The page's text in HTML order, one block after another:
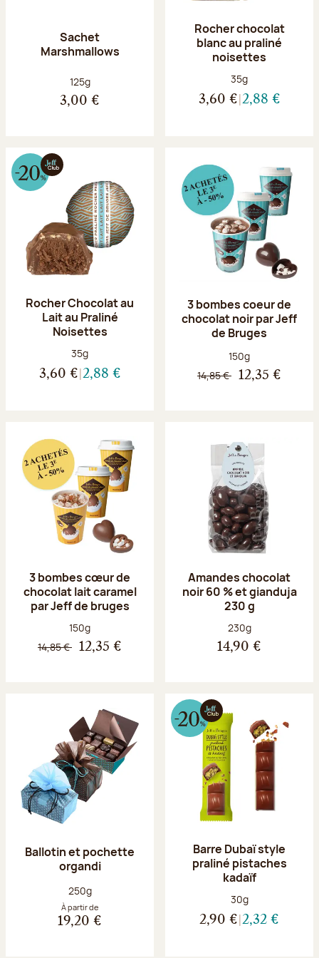
Sachet
Marshmallows
Poids net :
125g
3,00 €
Rocher chocolat
blanc au praliné
noisettes
Poids net :
35g
3,60 € 2,88 €
Rocher Chocolat au
Lait au Praliné
Noisettes
Poids net :
35g
3,60 € 2,88 €
3 bombes coeur de
chocolat noir par Jeff
de Bruges
Poids net :
150g
14,85 € 12,35 €
3 bombes cœur de
chocolat lait caramel
par Jeff de bruges
Poids net :
150g
14,85 € 12,35 €
Amandes chocolat
noir 60 % et gianduja
230 g
Poids net :
230g
14,90 €
Ballotin et pochette
organdi
Poids net :
250g
À partir de
19,20 €
Barre Dubaï style
praliné pistaches
kadaïf
Poids net :
30g
2,90 € 2,32 €